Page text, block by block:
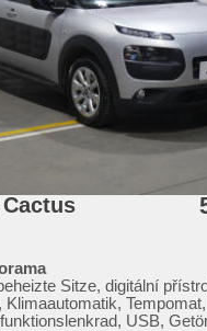
Sitze, digitální
Klimaautomatik,
USB,